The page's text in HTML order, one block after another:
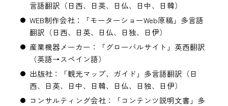
言語翻訳（日西、日英、日仏、日中、日韓）
WEB制作会社：「モーターショーWeb原稿」多言語
翻訳（日西、日英、日仏、日独、日伊）
産業機器メーカー：「グローバルサイト」英西翻訳
（英語→スペイン語）
出版社：「観光マップ、ガイド」多言語翻訳（日
西、日英、日中、日韓、日仏、日独、日伊）
コンサルティング会社：「コンテンツ説明文書」多